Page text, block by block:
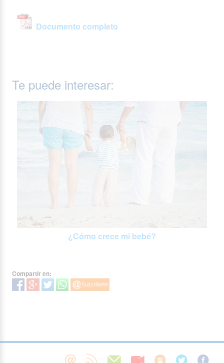
Documento completo
Te puede interesar:
¿Cómo crece mi bebé?
Compartir en: